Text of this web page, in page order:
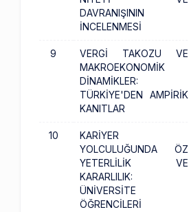
DAVRANIŞININ
İNCELENMESİ
9
VERGİ TAKOZU VE
MAKROEKONOMİK
DİNAMİKLER:
TÜRKİYE'DEN AMPİRİK
KANITLAR
10
KARİYER
YOLCULUĞUNDA ÖZ
YETERLİLİK VE
KARARLILIK:
ÜNİVERSİTE
ÖĞRENCİLERİ